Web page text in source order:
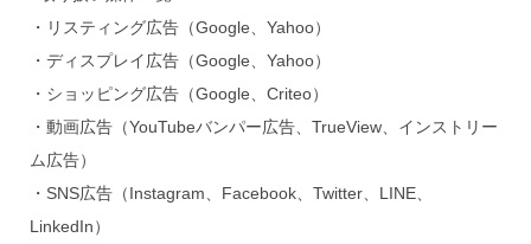
・リスティング広告（Google、Yahoo）
・ディスプレイ広告（Google、Yahoo）
・ショッピング広告（Google、Criteo）
・動画広告（YouTubeバンパー広告、TrueView、インストリー
ム広告）
・SNS広告（Instagram、Facebook、Twitter、LINE、
LinkedIn）